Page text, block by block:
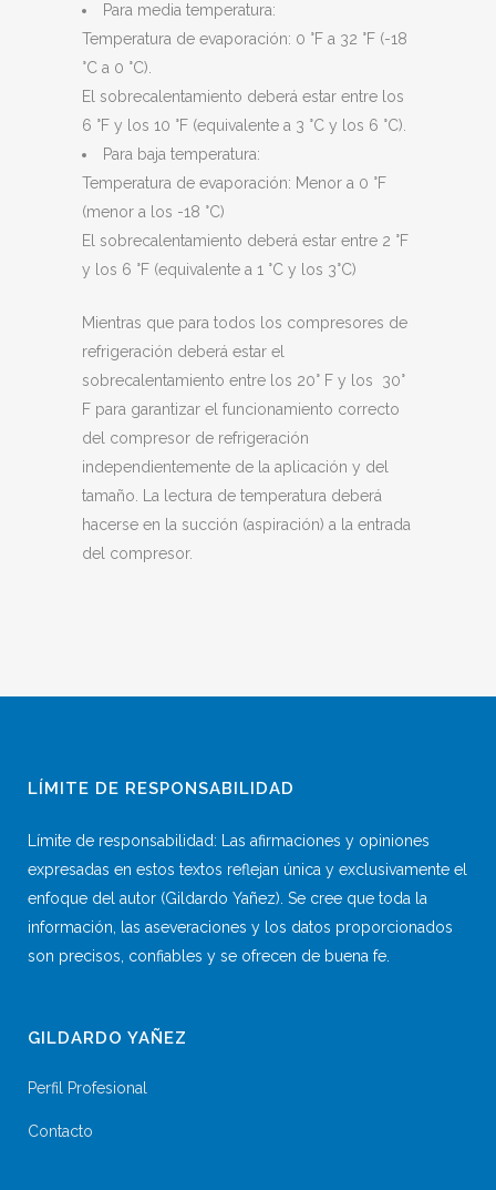
Para media temperatura:
Temperatura de evaporación: 0 °F a 32 °F (-18
°C a 0 °C).
El sobrecalentamiento deberá estar entre los
6 °F y los 10 °F (equivalente a 3 °C y los 6 °C).
Para baja temperatura:
Temperatura de evaporación: Menor a 0 °F
(menor a los -18 °C)
El sobrecalentamiento deberá estar entre 2 °F
y los 6 °F (equivalente a 1 °C y los 3°C)
Mientras que para todos los compresores de
refrigeración deberá estar el
sobrecalentamiento entre los 20° F y los 30°
F para garantizar el funcionamiento correcto
del compresor de refrigeración
independientemente de la aplicación y del
tamaño. La lectura de temperatura deberá
hacerse en la succión (aspiración) a la entrada
del compresor.
LÍMITE DE RESPONSABILIDAD
Límite de responsabilidad: Las afirmaciones y opiniones
expresadas en estos textos reflejan única y exclusivamente el
enfoque del autor (Gildardo Yañez). Se cree que toda la
información, las aseveraciones y los datos proporcionados
son precisos, confiables y se ofrecen de buena fe.
GILDARDO YAÑEZ
Perfil Profesional
Contacto